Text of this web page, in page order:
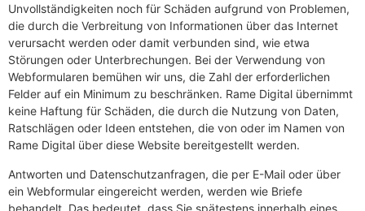
Unvollständigkeiten noch für Schäden aufgrund von Problemen,
die durch die Verbreitung von Informationen über das Internet
verursacht werden oder damit verbunden sind, wie etwa
Störungen oder Unterbrechungen. Bei der Verwendung von
Webformularen bemühen wir uns, die Zahl der erforderlichen
Felder auf ein Minimum zu beschränken. Rame Digital übernimmt
keine Haftung für Schäden, die durch die Nutzung von Daten,
Ratschlägen oder Ideen entstehen, die von oder im Namen von
Rame Digital über diese Website bereitgestellt werden.
Antworten und Datenschutzanfragen, die per E-Mail oder über
ein Webformular eingereicht werden, werden wie Briefe
behandelt. Das bedeutet, dass Sie spätestens innerhalb eines